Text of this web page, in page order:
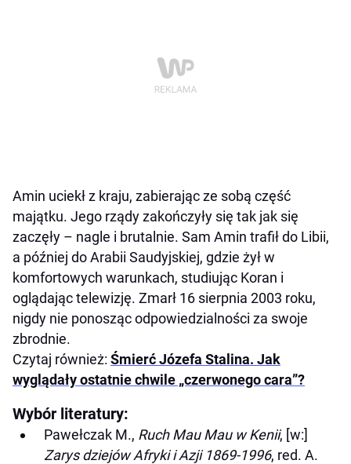
Amin uciekł z kraju, zabierając ze sobą część
majątku. Jego rządy zakończyły się tak jak się
zaczęły – nagle i brutalnie. Sam Amin trafił do Libii,
a później do Arabii Saudyjskiej, gdzie żył w
komfortowych warunkach, studiując Koran i
oglądając telewizję. Zmarł 16 sierpnia 2003 roku,
nigdy nie ponosząc odpowiedzialności za swoje
zbrodnie.
Czytaj również: Śmierć Józefa Stalina. Jak
wyglądały ostatnie chwile „czerwonego cara”?
Wybór literatury:
Pawełczak M., Ruch Mau Mau w Kenii, [w:]
Zarys dziejów Afryki i Azji 1869-1996, red. A.